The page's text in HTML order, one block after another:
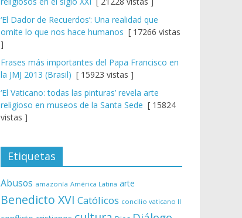
‘El Dador de Recuerdos’: Una realidad que
omite lo que nos hace humanos [ 17266 vistas
]
Frases más importantes del Papa Francisco en
la JMJ 2013 (Brasil) [ 15923 vistas ]
‘El Vaticano: todas las pinturas’ revela arte
religioso en museos de la Santa Sede [ 15824
vistas ]
Etiquetas
Abusos amazonía América Latina arte
Benedicto XVI Católicos concilio vaticano II